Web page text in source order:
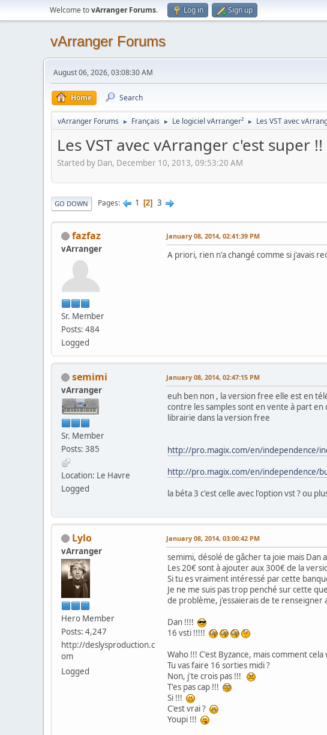
Welcome tovArranger Forums. Log in Sign up
vArranger Forums
August 06, 2026, 03:08:30 AM
Home Search
vArranger Forums ► Français ► Le logiciel vArranger² ► Les VST avec
Les VST avec vArranger c'est super !!
Started by Dan, December 10, 2013, 09:53:20 AM
GO DOWN Pages 1 2 3
fazfaz
vArranger
Sr. Member
Posts: 484
Logged
January 08, 2014, 02:41:39 PM
A priori, rien n'a changé comme si j'avais
semimi
vArranger
Sr. Member
Posts: 385
Location: Le Havre
Logged
January 08, 2014, 02:47:15 PM
euh ben non , la version free elle est en
contre les samples sont en vente à part
librairie dans la version free
http://pro.magix.com/en/independence/
http://pro.magix.com/en/independence/
la béta 3 c'est celle avec l'option vst ? ou
Lylo
vArranger
Hero Member
Posts: 4,247
http://deslysproduction.c
om
Logged
January 08, 2014, 03:00:42 PM
semimi, désolé de gâcher ta joie mais Dan
Les 20€ sont à ajouter aux 300€ de la
Si tu es vraiment intéressé par cette
Je ne me suis pas trop penché sur cette
de problème, j'essaierais de te renseigner
Dan !!!!
16 vsti !!!!!
Waho !!! C'est Byzance, mais comment
Tu vas faire 16 sorties midi ?
Non, j'te crois pas !!!
T'es pas cap !!!
Si !!!
C'est vrai ?
Youpi !!!